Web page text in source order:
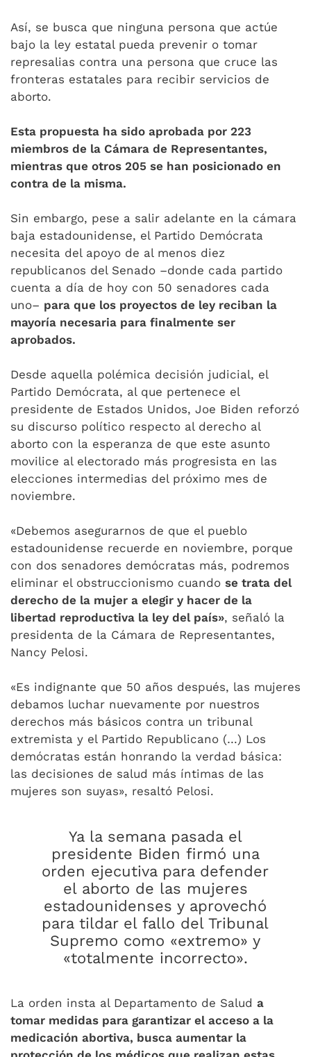
Así, se busca que ninguna persona que actúe
bajo la ley estatal pueda prevenir o tomar
represalias contra una persona que cruce las
fronteras estatales para recibir servicios de
aborto.
Esta propuesta ha sido aprobada por 223
miembros de la Cámara de Representantes,
mientras que otros 205 se han posicionado en
contra de la misma.
Sin embargo, pese a salir adelante en la cámara
baja estadounidense, el Partido Demócrata
necesita del apoyo de al menos diez
republicanos del Senado –donde cada partido
cuenta a día de hoy con 50 senadores cada
uno– para que los proyectos de ley reciban la
mayoría necesaria para finalmente ser
aprobados.
Desde aquella polémica decisión judicial, el
Partido Demócrata, al que pertenece el
presidente de Estados Unidos, Joe Biden reforzó
su discurso político respecto al derecho al
aborto con la esperanza de que este asunto
movilice al electorado más progresista en las
elecciones intermedias del próximo mes de
noviembre.
«Debemos asegurarnos de que el pueblo
estadounidense recuerde en noviembre, porque
con dos senadores demócratas más, podremos
eliminar el obstruccionismo cuando se trata del
derecho de la mujer a elegir y hacer de la
libertad reproductiva la ley del país», señaló la
presidenta de la Cámara de Representantes,
Nancy Pelosi.
«Es indignante que 50 años después, las mujeres
debamos luchar nuevamente por nuestros
derechos más básicos contra un tribunal
extremista y el Partido Republicano (…) Los
demócratas están honrando la verdad básica:
las decisiones de salud más íntimas de las
mujeres son suyas», resaltó Pelosi.
Ya la semana pasada el
presidente Biden firmó una
orden ejecutiva para defender
el aborto de las mujeres
estadounidenses y aprovechó
para tildar el fallo del Tribunal
Supremo como «extremo» y
«totalmente incorrecto».
La orden insta al Departamento de Salud a
tomar medidas para garantizar el acceso a la
medicación abortiva, busca aumentar la